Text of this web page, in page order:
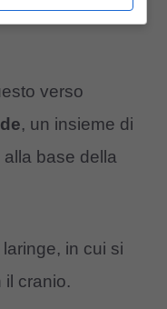
verso
, un insieme di
base della
in cui si
il cranio.